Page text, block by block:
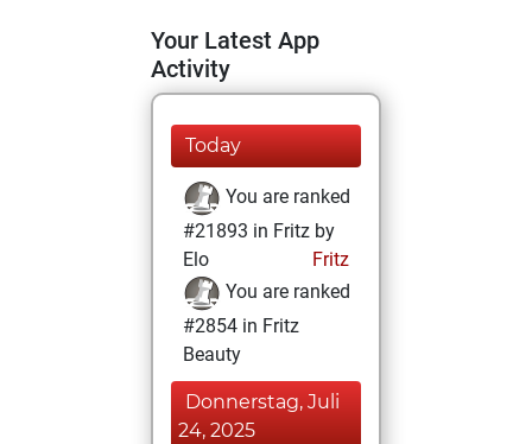
Your Latest App
Activity
Today
You are ranked
#21893 in Fritz by
Elo
Fritz
You are ranked
#2854 in Fritz
Beauty
Donnerstag, Juli
24, 2025